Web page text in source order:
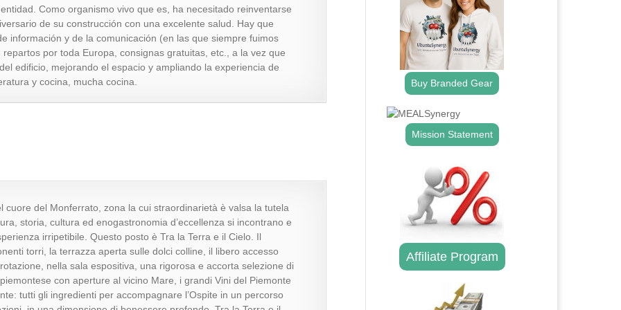
Como organismo vivo que es, ha necesitado reinventarse
de su construcción con una excelente salud. Hay que
información y de la comunicación (en las que siempre fuimos
por toda Europa, consignas gratuitas, etc., a la vez que
edificio, mejorando el espacio y ampliando la experiencia de
y cocina, mucha cocina.
cuore del Monferrato, zona la cui straordinarietà è valsa la tutela
storia, cultura ed enogastronomia d’eccellenza si incontrano e
irripetibile. Questo posto è Tra la Terra e il Cielo. Il
torri, la terrazza aperta sulle dolci colline, il libero accesso
nella sala espositiva, una rigorosa e accorta selezione di
con aperture al vicino Mare, i grandi Vini del Piemonte
tutti gli ingredienti per accompagnare l’Ospite in un percorso
Buy Branded Gear
Mission Statement
Affiliate Program